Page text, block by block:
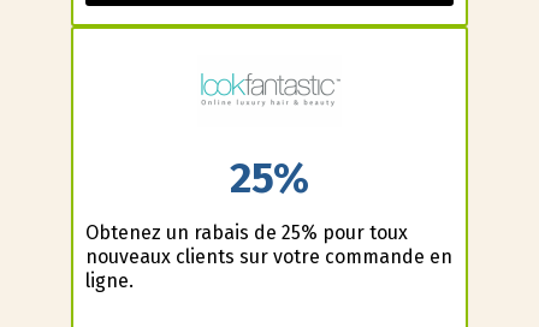
25%
Obtenez un rabais de 25% pour toux
nouveaux clients sur votre commande en
ligne.